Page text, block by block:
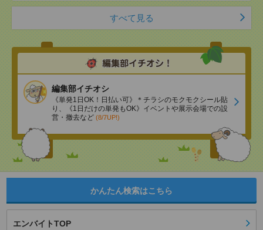
すべて見る
編集部イチオシ
《単発1日OK！日払い可》＊チラシのモクモクシール貼
り、《1日だけの単発もOK》イベントや展示会場での設
営・撤去など (8/7UP!)
かんたん検索はこちら
エンバイトTOP